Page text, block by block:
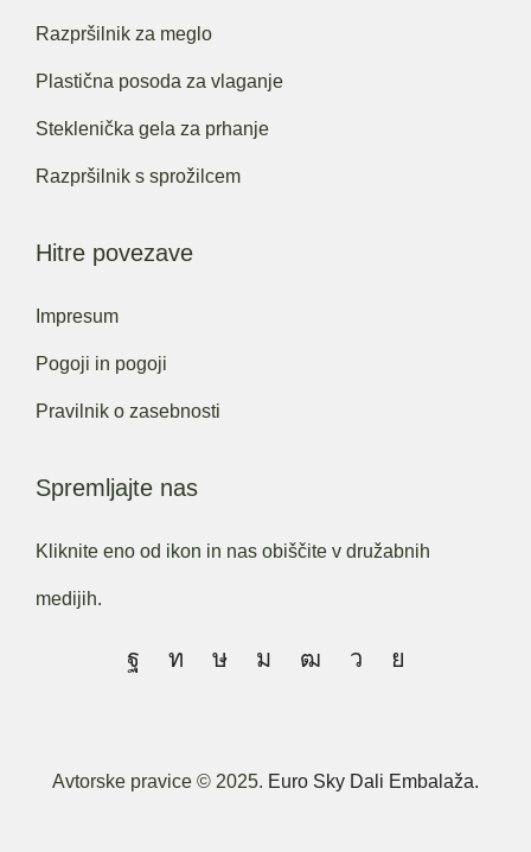
Razpršilnik za meglo
Plastična posoda za vlaganje
Steklenička gela za prhanje
Razpršilnik s sprožilcem
Hitre povezave
Impresum
Pogoji in pogoji
Pravilnik o zasebnosti
Spremljajte nas
Kliknite eno od ikon in nas obiščite v družabnih
medijih.
Avtorske pravice © 2025. Euro Sky Dali Embalaža.